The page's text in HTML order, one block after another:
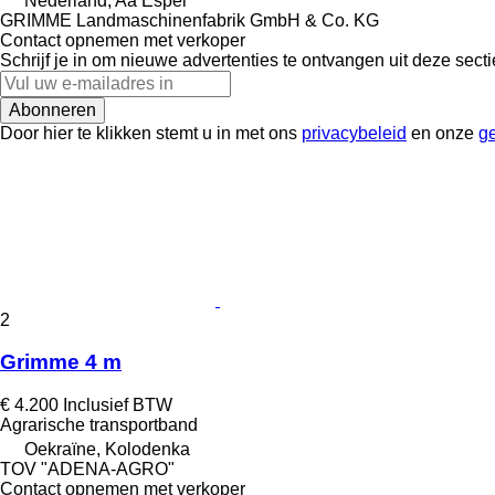
GRIMME Landmaschinenfabrik GmbH & Co. KG
Contact opnemen met verkoper
Schrijf je in om nieuwe advertenties te ontvangen uit deze
Abonneren
Door hier te klikken stemt u in met ons privacybeleid en onze
2
Grimme 4 m
€ 4.200 Inclusief BTW
Agrarische transportband
Oekraïne, Kolodenka
TOV "ADENA-AGRO"
Contact opnemen met verkoper